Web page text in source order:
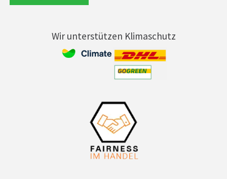
Wir unterstützen Klimaschutz